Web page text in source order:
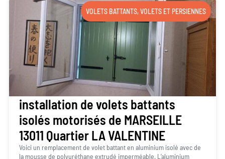
VOLETS BATTANTS,VOLETS ET PERSIENNES
installation de volets battants
isolés motorisés de MARSEILLE
13011 Quartier LA VALENTINE
Voici un remplacement de volet battant en aluminium isolé avec de
la mousse de polyuréthane extrudé imperméable. L’aluminium